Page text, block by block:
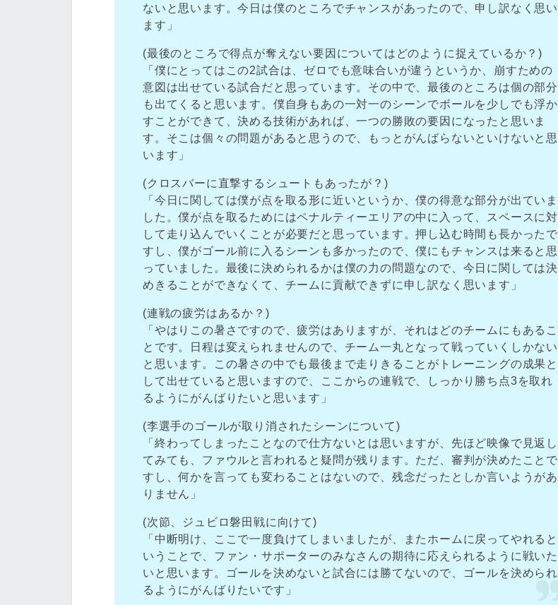
ないと思います。今日は僕のところでチャンスがあったので、申し訳なく思い
ます」
(最後のところで得点が奪えない要因についてはどのように捉えているか？)
「僕にとってはこの2試合は、ゼロでも意味合いが違うというか、崩すための
意図は出せている試合だと思っています。その中で、最後のところは個の部分
も出てくると思います。僕自身もあの一対一のシーンでボールを少しでも浮か
すことができて、決める技術があれば、一つの勝敗の要因になったと思いま
す。そこは個々の問題があると思うので、もっとがんばらないといけないと思
います」
(クロスバーに直撃するシュートもあったが？)
「今日に関しては僕が点を取る形に近いというか、僕の得意な部分が出ていま
した。僕が点を取るためにはペナルティーエリアの中に入って、スペースに対
して走り込んでいくことが必要だと思っています。押し込む時間も長かったで
すし、僕がゴール前に入るシーンも多かったので、僕にもチャンスは来ると思
っていました。最後に決められるかは僕の力の問題なので、今日に関しては決
めきることができなくて、チームに貢献できずに申し訳なく思います」
(連戦の疲労はあるか？)
「やはりこの暑さですので、疲労はありますが、それはどのチームにもあるこ
とです。日程は変えられませんので、チーム一丸となって戦っていくしかない
と思います。この暑さの中でも最後まで走りきることがトレーニングの成果と
して出せていると思いますので、ここからの連戦で、しっかり勝ち点3を取れ
るようにがんばりたいと思います」
(李選手のゴールが取り消されたシーンについて)
「終わってしまったことなので仕方ないとは思いますが、先ほど映像で見返し
てみても、ファウルと言われると疑問が残ります。ただ、審判が決めたことで
すし、何かを言っても変わることはないので、残念だったとしか言いようがあ
りません」
(次節、ジュビロ磐田戦に向けて)
「中断明け、ここで一度負けてしまいましたが、またホームに戻ってやれると
いうことで、ファン・サポーターのみなさんの期待に応えられるように戦いた
いと思います。ゴールを決めないと試合には勝てないので、ゴールを決められ
るようにがんばりたいです」